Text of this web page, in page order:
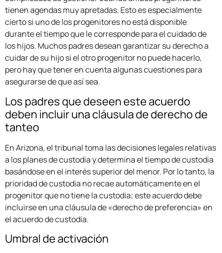
tienen agendas muy apretadas. Esto es especialmente
cierto si uno de los progenitores no está disponible
durante el tiempo que le corresponde para el cuidado de
los hijos. Muchos padres desean garantizar su derecho a
cuidar de su hijo si el otro progenitor no puede hacerlo,
pero hay que tener en cuenta algunas cuestiones para
asegurarse de que así sea.
Los padres que deseen este acuerdo
deben incluir una cláusula de derecho de
tanteo
En Arizona, el tribunal toma las decisiones legales relativas
a los planes de custodia y determina el tiempo de custodia
basándose en el interés superior del menor. Por lo tanto, la
prioridad de custodia no recae automáticamente en el
progenitor que no tiene la custodia; este acuerdo debe
incluirse en una cláusula de «derecho de preferencia» en
el acuerdo de custodia.
Umbral de activación